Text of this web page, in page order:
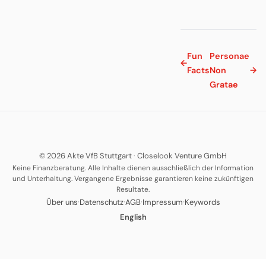
←
Fun
Facts
Personae
Non
Gratae
→
© 2026 Akte VfB Stuttgart· Closelook Venture GmbH
Keine Finanzberatung. Alle Inhalte dienen ausschließlich der Information
und Unterhaltung. Vergangene Ergebnisse garantieren keine zukünftigen
Resultate.
Über uns·Datenschutz·AGB·Impressum·Keywords
English